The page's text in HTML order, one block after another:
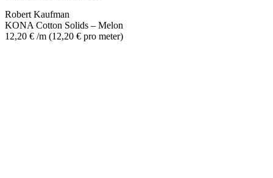
Robert Kaufman
KONA Cotton Solids – Melon
12,20 € /m (12,20 € pro meter)